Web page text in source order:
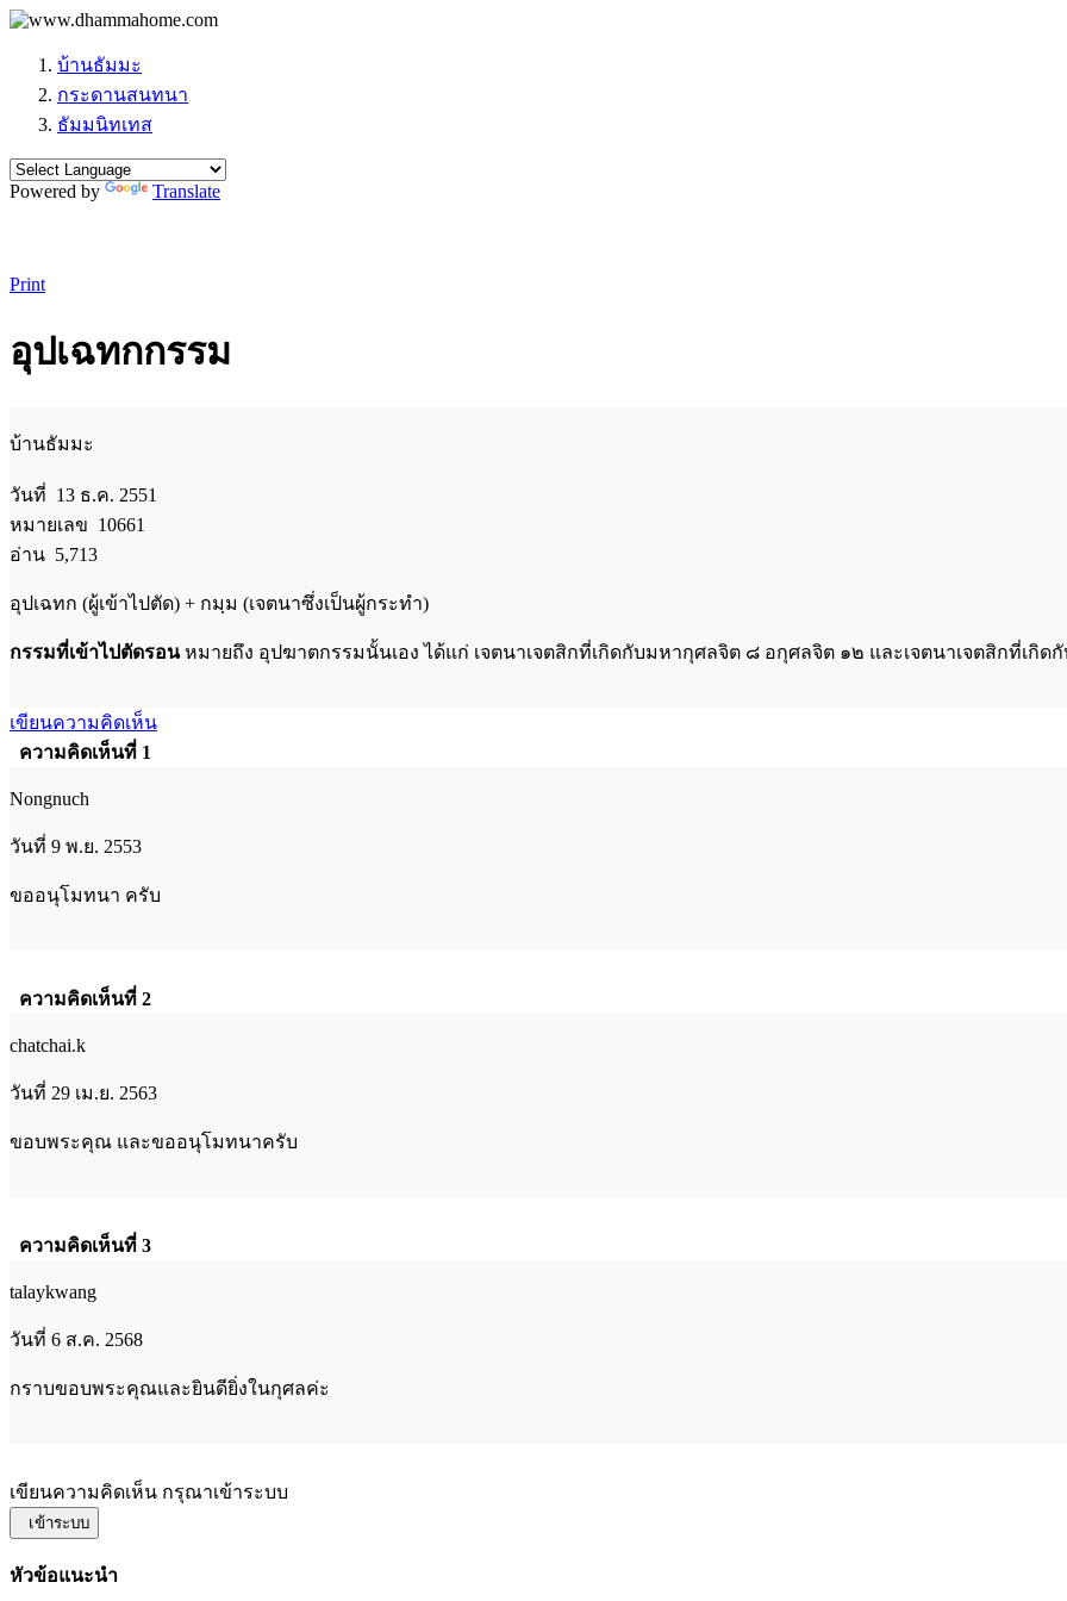
บ้านธัมมะ
กระดานสนทนา
ธัมมนิทเทส
Powered by Translate
Print
อุปเฉทกกรรม
บ้านธัมมะ
วันที่ 13 ธ.ค. 2551
หมายเลข 10661
อ่าน 5,713
อุปเฉทก (ผู้เข้าไปตัด) + กมฺม (เจตนาซึ่งเป็นผู้กระทำ)
กรรมที่เข้าไปตัดรอนหมายถึง อุปฆาตกรรมนั้นเอง ได้แก่ เจตนาเจตสิกที่เกิดกับมหากุศลจิต ๘ อกุศลจิต ๑๒ และเจตนาเจตสิกที่เกิด
เขียนความคิดเห็น
ความคิดเห็นที่ 1
Nongnuch
วันที่ 9 พ.ย. 2553
ขออนุโมทนา ครับ
ความคิดเห็นที่ 2
chatchai.k
วันที่ 29 เม.ย. 2563
ขอบพระคุณ และขออนุโมทนาครับ
ความคิดเห็นที่ 3
talaykwang
วันที่ 6 ส.ค. 2568
กราบขอบพระคุณและยินดียิ่งในกุศลค่ะ
เขียนความคิดเห็น กรุณาเข้าระบบ
เข้าระบบ
หัวข้อแนะนำ